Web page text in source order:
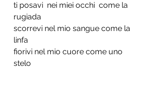
ti posavi  nei miei occhi  come la
rugiada
scorrevi nel mio sangue come la
linfa
fiorivi nel mio cuore come uno
stelo